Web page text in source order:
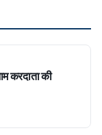
करदाता की